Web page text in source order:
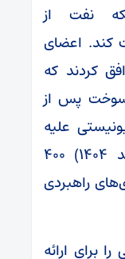
بشکه نفت از
کند. اعضای
کردند که
سوخت پس از
علیه
ایران در ۲۸ فوریه (نهم اسفند ۱۴۰۴) ۴۰۰
راهبردی
برای ارائه